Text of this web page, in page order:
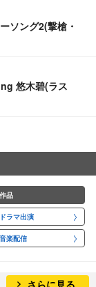
ソング2(撃槍・
悠木碧(ラス
作品
ドラマ出演
音楽配信
さらに見る